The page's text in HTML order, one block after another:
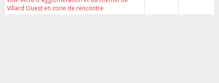
Villard Ouest en zone de rencontre